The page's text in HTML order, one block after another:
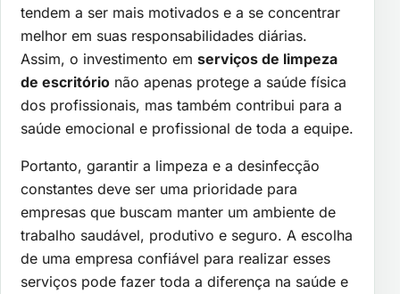
tendem a ser mais motivados e a se concentrar
melhor em suas responsabilidades diárias.
Assim, o investimento em serviços de limpeza
de escritório não apenas protege a saúde física
dos profissionais, mas também contribui para a
saúde emocional e profissional de toda a equipe.
Portanto, garantir a limpeza e a desinfecção
constantes deve ser uma prioridade para
empresas que buscam manter um ambiente de
trabalho saudável, produtivo e seguro. A escolha
de uma empresa confiável para realizar esses
serviços pode fazer toda a diferença na saúde e